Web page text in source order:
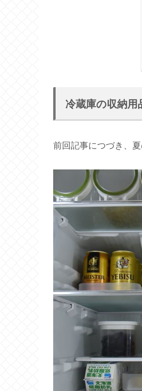
冷蔵庫の収納用
前回記事につづき、夏